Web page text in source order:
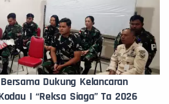
Dukung Kelancaran
I “Reksa Siaga” Ta 2026